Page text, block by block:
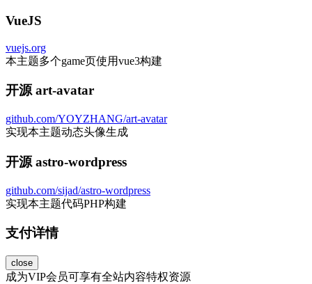
VueJS
vuejs.org
本主题多个game页使用vue3构建
开源 art-avatar
github.com/YOYZHANG/art-avatar
实现本主题动态头像生成
开源 astro-wordpress
github.com/sijad/astro-wordpress
实现本主题代码PHP构建
支付详情
close
成为VIP会员可享有全站内容特权资源